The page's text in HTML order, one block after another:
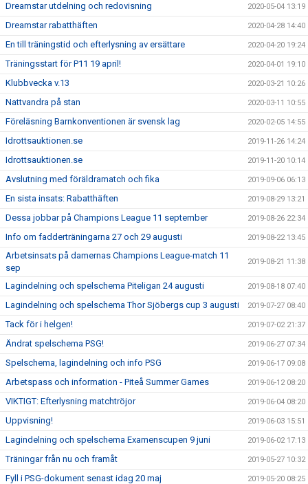
Dreamstar utdelning och redovisning 2020-05-04 13:19
Dreamstar rabatthäften 2020-04-28 14:40
En till träningstid och efterlysning av ersättare 2020-04-20 19:24
Träningsstart för P11 19 april! 2020-04-01 19:10
Klubbvecka v.13 2020-03-21 10:26
Nattvandra på stan 2020-03-11 10:55
Föreläsning Barnkonventionen är svensk lag 2020-02-05 14:55
Idrottsauktionen.se 2019-11-26 14:24
Idrottsauktionen.se 2019-11-20 10:14
Avslutning med föräldramatch och fika 2019-09-06 06:13
En sista insats: Rabatthäften 2019-08-29 13:21
Dessa jobbar på Champions League 11 september 2019-08-26 22:34
Info om fadderträningarna 27 och 29 augusti 2019-08-22 13:45
Arbetsinsats på damernas Champions League-match 11
sep
2019-08-21 11:38
Lagindelning och spelschema Piteligan 24 augusti 2019-08-18 07:40
Lagindelning och spelschema Thor Sjöbergs cup 3 augusti 2019-07-27 08:40
Tack för i helgen! 2019-07-02 21:37
Ändrat spelschema PSG! 2019-06-27 07:34
Spelschema, lagindelning och info PSG 2019-06-17 09:08
Arbetspass och information - Piteå Summer Games 2019-06-12 08:20
VIKTIGT: Efterlysning matchtröjor 2019-06-04 08:20
Uppvisning! 2019-06-03 15:51
Lagindelning och spelschema Examenscupen 9 juni 2019-06-02 17:13
Träningar från nu och framåt 2019-05-27 10:32
Fyll i PSG-dokument senast idag 20 maj 2019-05-20 08:25